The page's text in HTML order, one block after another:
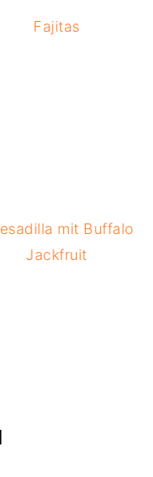
Fajitas
mit Buffalo
Jackfruit